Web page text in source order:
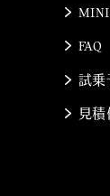
FAQ
試乗
見積